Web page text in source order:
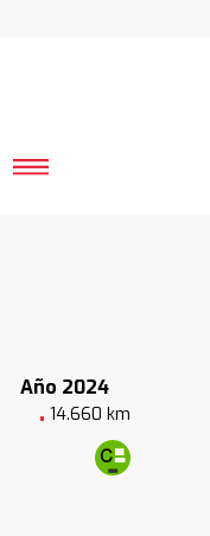
Año 2024
14.660 km